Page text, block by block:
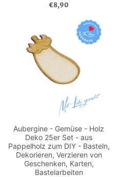
€8,90
Aubergine - Gemüse - Holz
Deko 25er Set - aus
Pappelholz zum DIY - Basteln,
Dekorieren, Verzieren von
Geschenken, Karten,
Bastelarbeiten